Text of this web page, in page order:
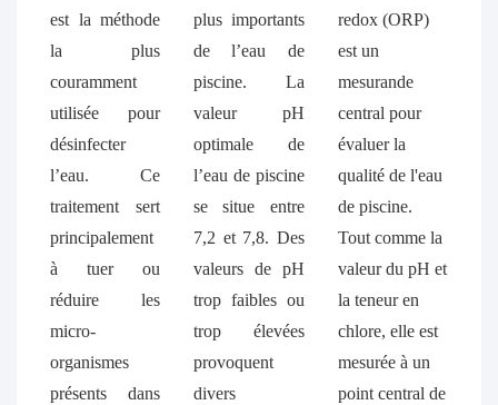
est la méthode
la plus
couramment
utilisée pour
désinfecter
l’eau. Ce
traitement sert
principalement
à tuer ou
réduire les
micro-
organismes
présents dans
plus importants
de l’eau de
piscine. La
valeur pH
optimale de
l’eau de piscine
se situe entre
7,2 et 7,8. Des
valeurs de pH
trop faibles ou
trop élevées
provoquent
divers
redox (ORP)
est un
mesurande
central pour
évaluer la
qualité de l'eau
de piscine.
Tout comme la
valeur du pH et
la teneur en
chlore, elle est
mesurée à un
point central de